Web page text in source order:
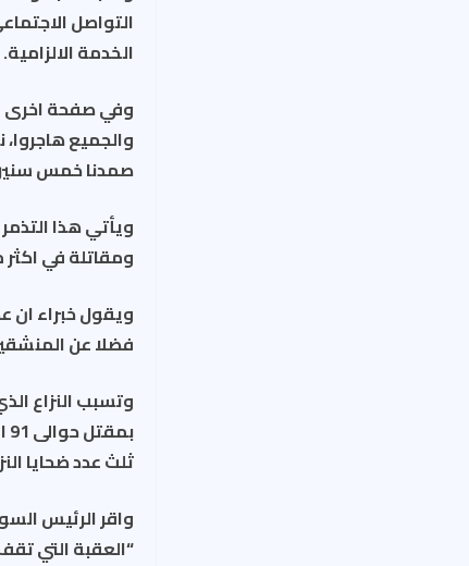
التواصل
الخدمة الالزامية.
والجميع
صمدنا خمس
ويأتي هذا
ومقاتلة في اكثر
ويقول خبراء ان
فضلا عن
ثلث عدد ضحايا النزاع البالغ
واقر الرئيس
“العقبة التي